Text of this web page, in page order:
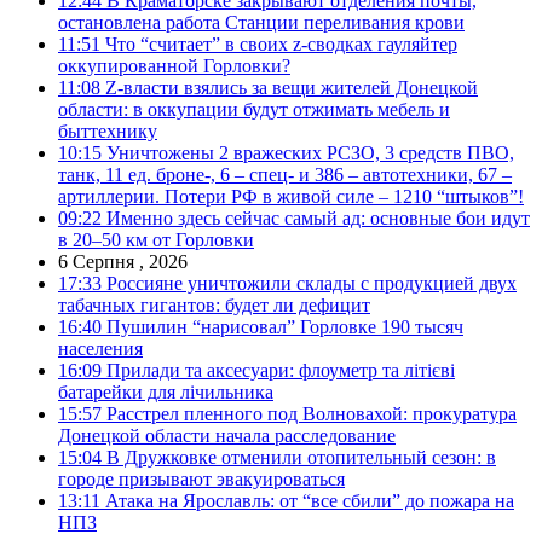
остановлена работа Станции переливания крови
11:51 Что “считает” в своих z-сводках гауляйтер
оккупированной Горловки?
11:08 Z-власти взялись за вещи жителей Донецкой
области: в оккупации будут отжимать мебель и
быттехнику
10:15 Уничтожены 2 вражеских РСЗО, 3 средств ПВО,
танк, 11 ед. броне-, 6 – спец- и 386 – автотехники, 67 –
артиллерии. Потери РФ в живой силе – 1210 “штыков”!
09:22 Именно здесь сейчас самый ад: основные бои идут
в 20–50 км от Горловки
6 Серпня , 2026
17:33 Россияне уничтожили склады с продукцией двух
табачных гигантов: будет ли дефицит
16:40 Пушилин “нарисовал” Горловке 190 тысяч
населения
16:09 Прилади та аксесуари: флоуметр та літієві
батарейки для лічильника
15:57 Расстрел пленного под Волновахой: прокуратура
Донецкой области начала расследование
15:04 В Дружковке отменили отопительный сезон: в
городе призывают эвакуироваться
13:11 Атака на Ярославль: от “все сбили” до пожара на
НПЗ